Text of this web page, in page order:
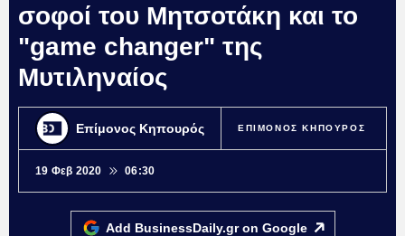
σοφοί του Μητσοτάκη και το
"game changer" της
Μυτιληναίος
Επίμονος Κηπουρός ΕΠΙΜΟΝΟΣ ΚΗΠΟΥΡΟΣ
19 Φεβ 2020 06:30
Add BusinessDaily.gr on Google